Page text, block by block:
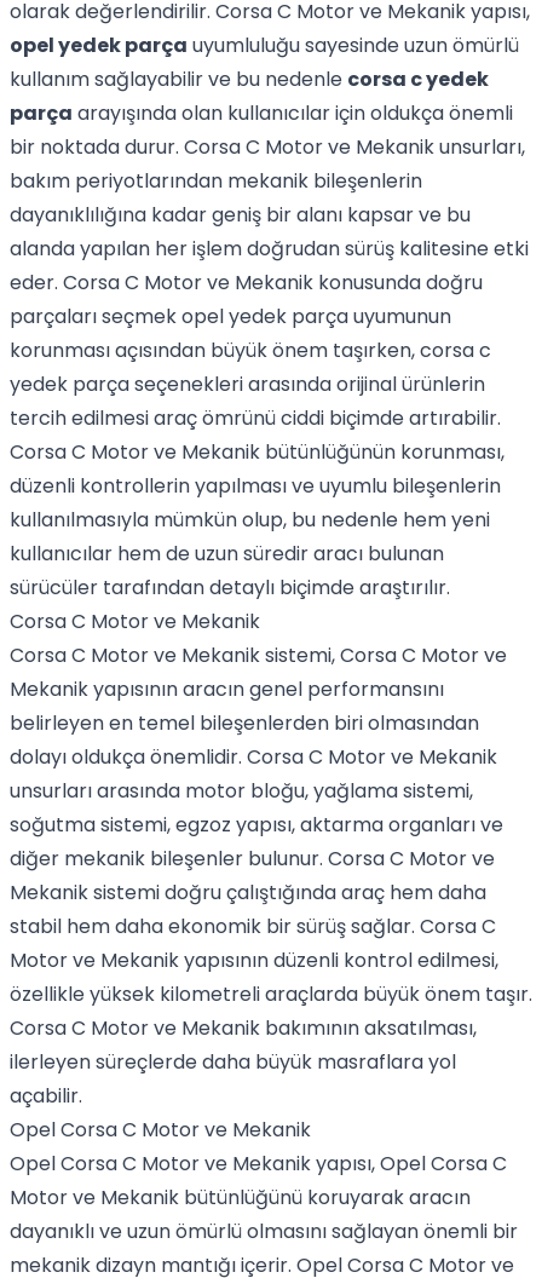
olarak değerlendirilir. Corsa C Motor ve Mekanik yapısı,
opel yedek parça uyumluluğu sayesinde uzun ömürlü
kullanım sağlayabilir ve bu nedenle corsa c yedek
parça arayışında olan kullanıcılar için oldukça önemli
bir noktada durur. Corsa C Motor ve Mekanik unsurları,
bakım periyotlarından mekanik bileşenlerin
dayanıklılığına kadar geniş bir alanı kapsar ve bu
alanda yapılan her işlem doğrudan sürüş kalitesine etki
eder. Corsa C Motor ve Mekanik konusunda doğru
parçaları seçmek opel yedek parça uyumunun
korunması açısından büyük önem taşırken, corsa c
yedek parça seçenekleri arasında orijinal ürünlerin
tercih edilmesi araç ömrünü ciddi biçimde artırabilir.
Corsa C Motor ve Mekanik bütünlüğünün korunması,
düzenli kontrollerin yapılması ve uyumlu bileşenlerin
kullanılmasıyla mümkün olup, bu nedenle hem yeni
kullanıcılar hem de uzun süredir aracı bulunan
sürücüler tarafından detaylı biçimde araştırılır.
Corsa C Motor ve Mekanik
Corsa C Motor ve Mekanik sistemi, Corsa C Motor ve
Mekanik yapısının aracın genel performansını
belirleyen en temel bileşenlerden biri olmasından
dolayı oldukça önemlidir. Corsa C Motor ve Mekanik
unsurları arasında motor bloğu, yağlama sistemi,
soğutma sistemi, egzoz yapısı, aktarma organları ve
diğer mekanik bileşenler bulunur. Corsa C Motor ve
Mekanik sistemi doğru çalıştığında araç hem daha
stabil hem daha ekonomik bir sürüş sağlar. Corsa C
Motor ve Mekanik yapısının düzenli kontrol edilmesi,
özellikle yüksek kilometreli araçlarda büyük önem taşır.
Corsa C Motor ve Mekanik bakımının aksatılması,
ilerleyen süreçlerde daha büyük masraflara yol
açabilir.
Opel Corsa C Motor ve Mekanik
Opel Corsa C Motor ve Mekanik yapısı, Opel Corsa C
Motor ve Mekanik bütünlüğünü koruyarak aracın
dayanıklı ve uzun ömürlü olmasını sağlayan önemli bir
mekanik dizayn mantığı içerir. Opel Corsa C Motor ve